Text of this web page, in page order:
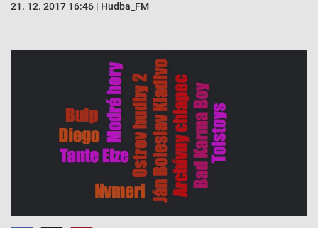
21. 12. 2017 16:46 | Hudba_FM